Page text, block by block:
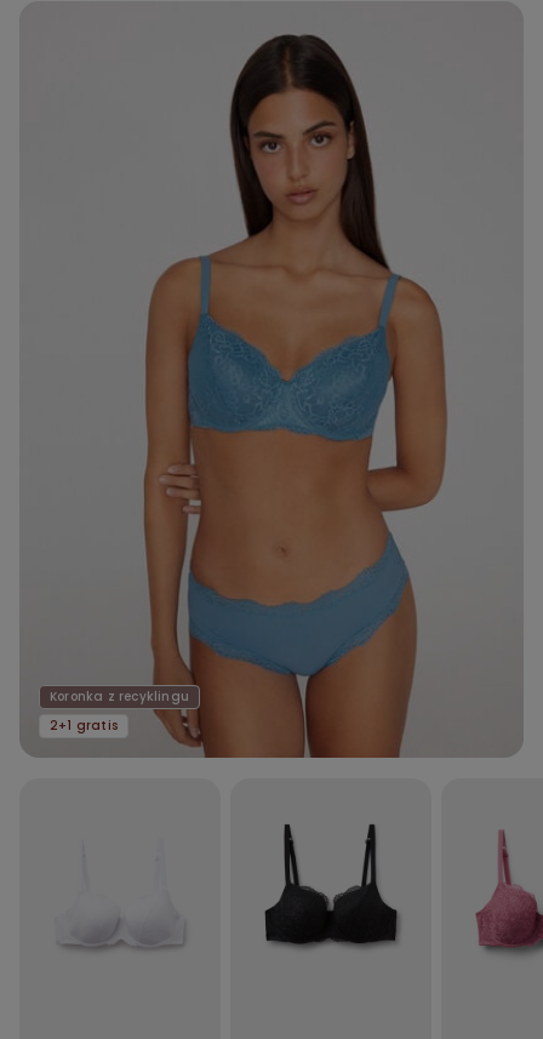
Koronka z recyklingu
2+1 gratis